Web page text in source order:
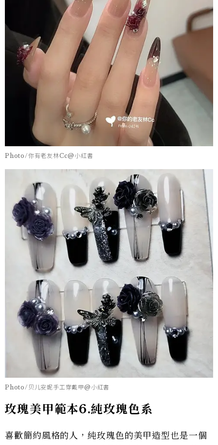
Photo/你有老友林Cc@小紅書
Photo/贝儿安妮手工穿戴甲@小紅書
玫瑰美甲範本6.純玫瑰色系
喜歡簡約風格的人，純玫瑰色的美甲造型也是一個